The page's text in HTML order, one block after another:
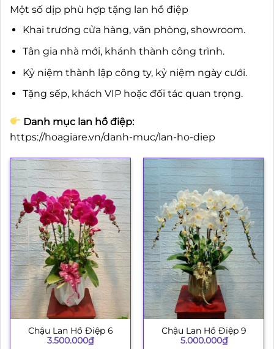
Một số dịp phù hợp tặng lan hồ điệp
Khai trương cửa hàng, văn phòng, showroom.
Tân gia nhà mới, khánh thành công trình.
Kỷ niệm thành lập công ty, kỷ niệm ngày cưới.
Tặng sếp, khách VIP hoặc đối tác quan trọng.
Danh mục lan hồ điệp:
https://hoagiare.vn/danh-muc/lan-ho-diep
Chậu Lan Hồ Điệp 6
3.500.000₫
Chậu Lan Hồ Điệp 9
5.000.000₫